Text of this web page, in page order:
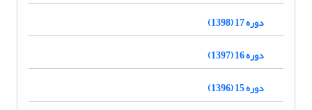
دوره 17 (1398)
دوره 16 (1397)
دوره 15 (1396)